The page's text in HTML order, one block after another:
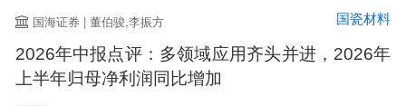
国海证券 | 董伯骏,李振方 国瓷材料
2026年中报点评：多领域应用齐头并进，2026年
上半年归母净利润同比增加